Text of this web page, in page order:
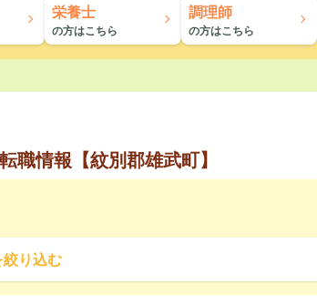
栄養士
の方はこちら
調理師
の方はこちら
職情報【紋別郡雄武町】
り込む